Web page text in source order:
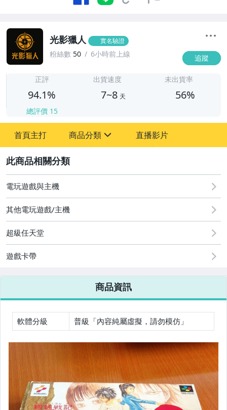
光影獵人 實名驗證
粉絲數 50 6小時前上線 追蹤
正評
94.1%
總評價 15
出貨速度
7~8 天
未出貨率
56%
首頁主打 商品分類
圖書/影音/文具
古董、藝術與礦石
手錶與飾品配件
家電與影音視聽
直播影片
電玩遊戲與主機
其他電玩遊戲/主機
超級任天堂
遊戲卡帶
商品資訊
軟體分級 普級「內容純屬虛擬，請勿模仿」